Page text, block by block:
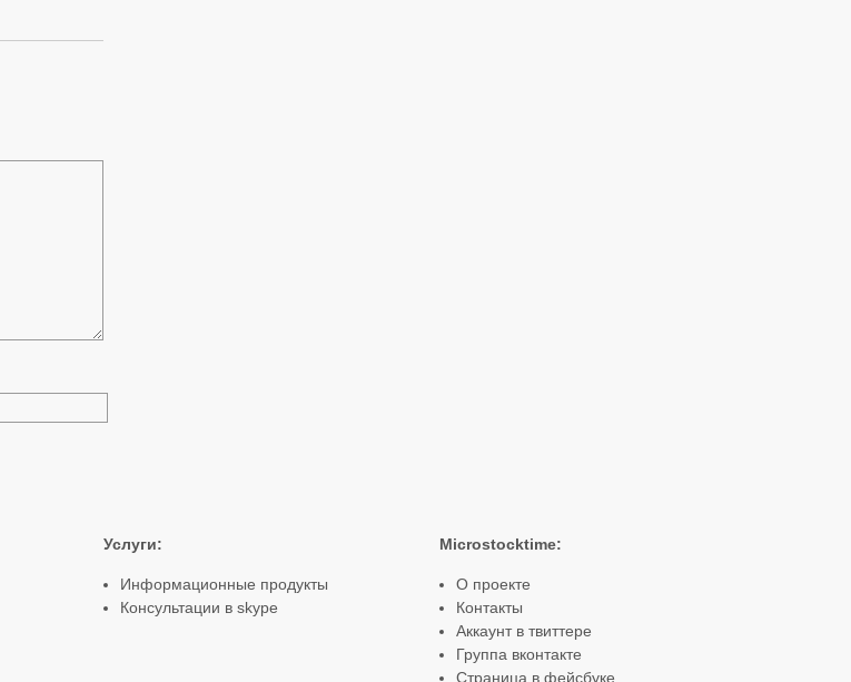
Услуги:
Информационные продукты
Консультации в skype
Microstocktime:
О проекте
Контакты
Аккаунт в твиттере
Группа вконтакте
Страница в фейсбуке